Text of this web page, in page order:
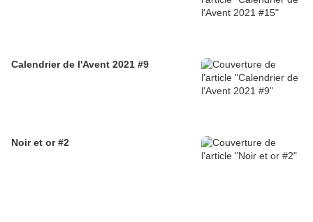
Calendrier de l'Avent 2021 #9
Noir et or #2